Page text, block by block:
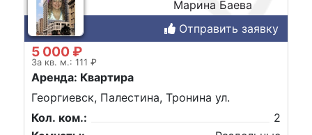
Марина Баева
Отправить заявку
5 000 ₽
За кв. м.: 111 ₽
Аренда: Квартира
Георгиевск, Палестина, Тронина ул.
Кол. ком.:
2